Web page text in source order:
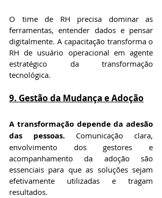
O time de RH precisa dominar as
ferramentas, entender dados e pensar
digitalmente. A capacitação transforma o
RH de usuário operacional em agente
estratégico da transformação
tecnológica.
9. Gestão da Mudança e Adoção
A transformação depende da adesão
das pessoas. Comunicação clara,
envolvimento dos gestores e
acompanhamento da adoção são
essenciais para que as soluções sejam
efetivamente utilizadas e tragam
resultados.